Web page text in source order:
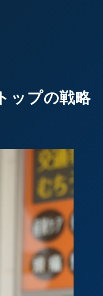
ップの戦略